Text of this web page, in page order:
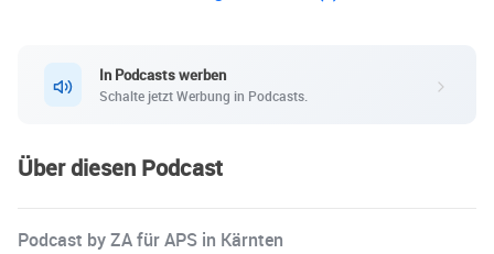
In Podcasts werben
Schalte jetzt Werbung in Podcasts.
Über diesen Podcast
Podcast by ZA für APS in Kärnten